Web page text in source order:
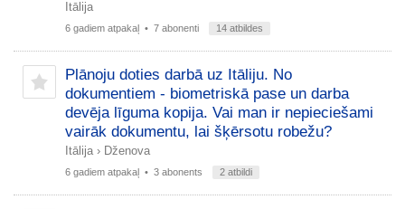
Itālija
6 gadiem atpakaļ • 7 abonenti 14 atbildes
Plānoju doties darbā uz Itāliju. No
dokumentiem - biometriskā pase un darba
devēja līguma kopija. Vai man ir nepieciešami
vairāk dokumentu, lai šķērsotu robežu?
Itālija › Dženova
6 gadiem atpakaļ • 3 abonents 2 atbildi